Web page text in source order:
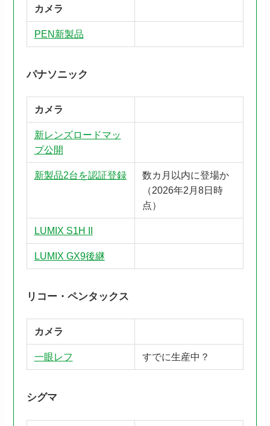
カメラ
PEN新製品
パナソニック
カメラ
新レンズロードマッ
プ公開
新製品2台を認証登録
数カ月以内に登場か
（2026年2月8日時
点）
LUMIX S1H II
LUMIX GX9後継
リコー・ペンタックス
カメラ
一眼レフ すでに生産中？
シグマ